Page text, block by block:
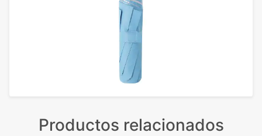
Productos relacionados